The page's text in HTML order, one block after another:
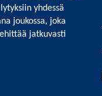
yhdessä
joukossa, joka
jatkuvasti